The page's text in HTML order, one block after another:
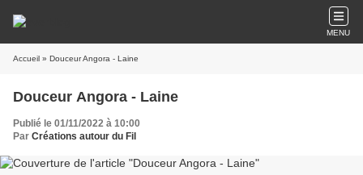
MENU
Accueil » Douceur Angora - Laine
Douceur Angora - Laine
Publié le 01/11/2022 à 10:00
Par Créations autour du Fil